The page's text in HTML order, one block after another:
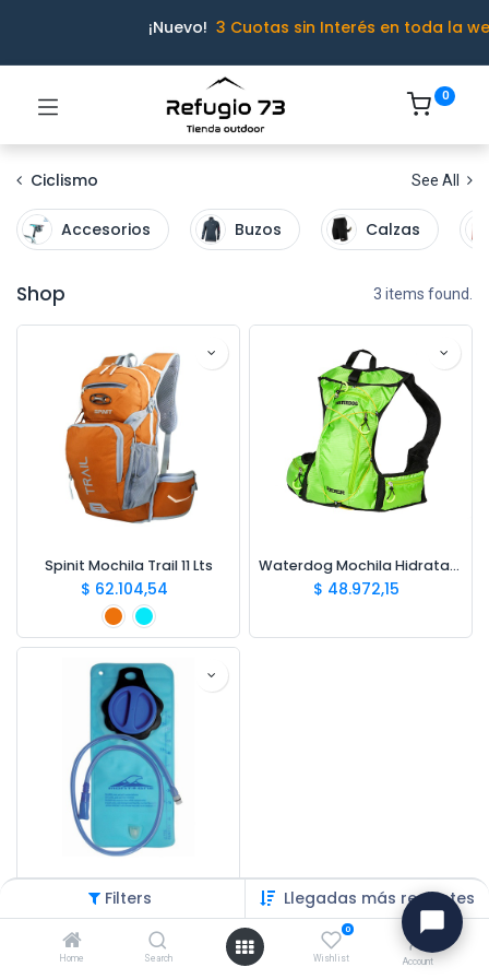
Filters Llegadas más recientes
Home Search
0
Wishlist Account
¡Nuevo! 3 Cuotas sin Interés en toda la
0
Ciclismo See All
Accesorios Buzos Calzas
Shop 3 items found.
Spinit Mochila Trail 11 Lts
$ 62.104,54
Waterdog Mochila Hidratación Rider 10 Lts
$ 48.972,15
48.652,25
Ivo · Refugio 73